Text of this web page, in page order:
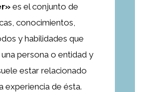
es el conjunto de
conocimientos,
y habilidades que
persona o entidad y
estar relacionado
experiencia de ésta.